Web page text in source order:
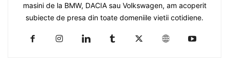
masini de la BMW, DACIA sau Volkswagen, am acoperit
subiecte de presa din toate domeniile vietii cotidiene.